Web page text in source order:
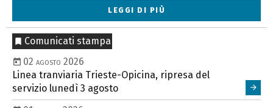
LEGGI DI PIÙ
Comunicati stampa
02 agosto 2026
Linea tranviaria Trieste-Opicina, ripresa del
servizio lunedì 3 agosto